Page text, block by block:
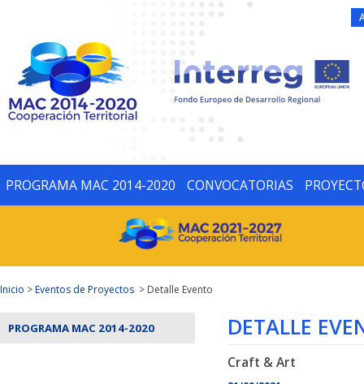
PROGRAMA MAC 2014-2020 CONVOCATORIAS
Inicio >Eventos de Proyectos > Detalle Evento
PROGRAMA MAC 2014-2020 DETALLE
Craft & Art